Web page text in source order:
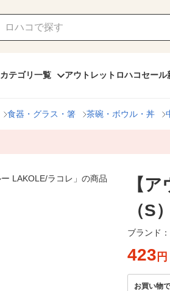
カテゴリ一覧 アウトレット ロハコセール
食器・グラス・箸 茶碗・ボウル・丼
【
（S
ブランド：
423 円
お買い物